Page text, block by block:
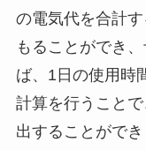
の電気代を合計
もることができ
ば、1日の使用時
計算を行うこと
出することができ